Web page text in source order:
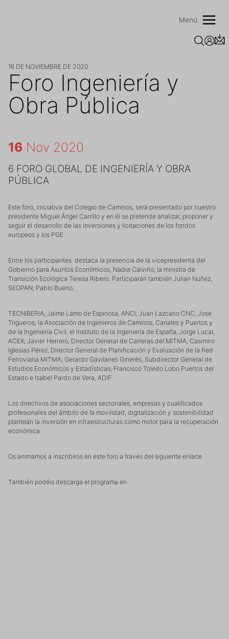
Menú
16 DE NOVIEMBRE DE 2020
Foro Ingeniería y
Obra Pública
16 Nov 2020
6 FORO GLOBAL DE INGENIERÍA Y OBRA
PÚBLICA
Este foro, iniciativa del Colegio de Caminos, será presentado por nuestro
presidente Miguel Ángel Carrillo y en él se pretende analizar, proponer y
seguir el desarrollo de las inversiones y licitaciones de los fondos
europeos y los PGE.
Entre los participantes destaca la presencia de la vicepresidenta del
Gobierno para Asuntos Económicos, Nadia Calviño, la ministra de
Transición Ecológica Teresa Ribero. Participarán también Julian Nuñez,
SEOPAN; Pablo Bueno,
TECNIBERIA; Jaime Lamo de Espinosa, ANCI; Juan Lazcano CNC; Jose
Trigueros, la Asociación de Ingenieros de Caminos, Canales y Puertos y
de la Ingeniería Civil, el Instituto de la Ingeniería de España, Jorge Lucar,
ACEX; Javier Herrero, Director General de Carreras del MITMA; Casimiro
Iglesias Pérez, Director General de Planificación y Evaluación de la Red
Ferroviaria MITMA; Gerardo Gavilanes Ginerés, Subdirector General de
Estudios Económicos y Estadísticas; Francisco Toledo Lobo Puertos del
Estado e Isabel Pardo de Vera, ADIF.
Los directivos de asociaciones sectoriales, empresas y cualificados
profesionales del ámbito de la movilidad, digitalización y sostenibilidad
plantean la inversión en infraestructuras como motor para la recuperación
económica.
Os animamos a inscribiros en este foro a través del siguiente enlace
También podéis descarga el programa en